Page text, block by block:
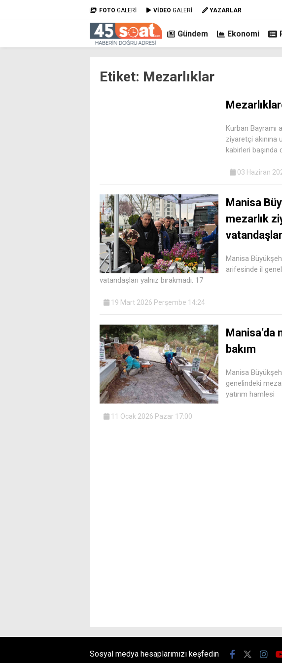
FOTO GALERİ VİDEO GALERİ YAZARLAR
Gündem Ekonomi
Etiket: Mezarlıklar
Kurban Bayramı
ziyaretçi akınına
kabirleri başında
03 Haziran
Manisa
mezarlık
Manisa
arifesinde il
vatandaşları yalnız bırakmadı. 17
19 Mart 2026 Perşembe 14:24
Manisa’da
bakım
Manisa
genelindeki
yatırım hamlesi
11 Ocak 2026 Pazar 17:00
Sosyal medya hesaplarımızı keşfedin